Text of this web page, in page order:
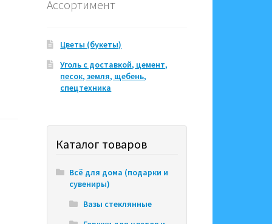
Ассортимент
Цветы (букеты)
Уголь с доставкой, цемент,
песок, земля, щебень,
спецтехника
Каталог товаров
Всё для дома (подарки и
сувениры)
Вазы стеклянные